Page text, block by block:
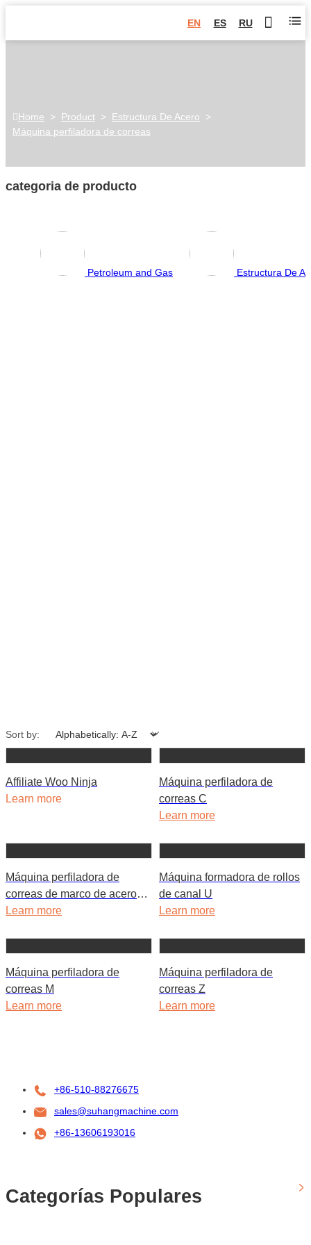
EN ES RU
Home > Product > Estructura De Acero >
Máquina perfiladora de correas
categoria de producto
Petroleum and Gas Estructura De
Sort by:
Affiliate Woo Ninja
Learn more
Máquina perfiladora de
correas C
Learn more
Máquina perfiladora de
correas de marco de acero
intercambiable CZ
Learn more
Máquina formadora de rollos
de canal U
Learn more
Máquina perfiladora de
correas M
Learn more
Máquina perfiladora de
correas Z
Learn more
+86-510-88276675
sales@suhangmachine.com
+86-13606193016
Categorías Populares